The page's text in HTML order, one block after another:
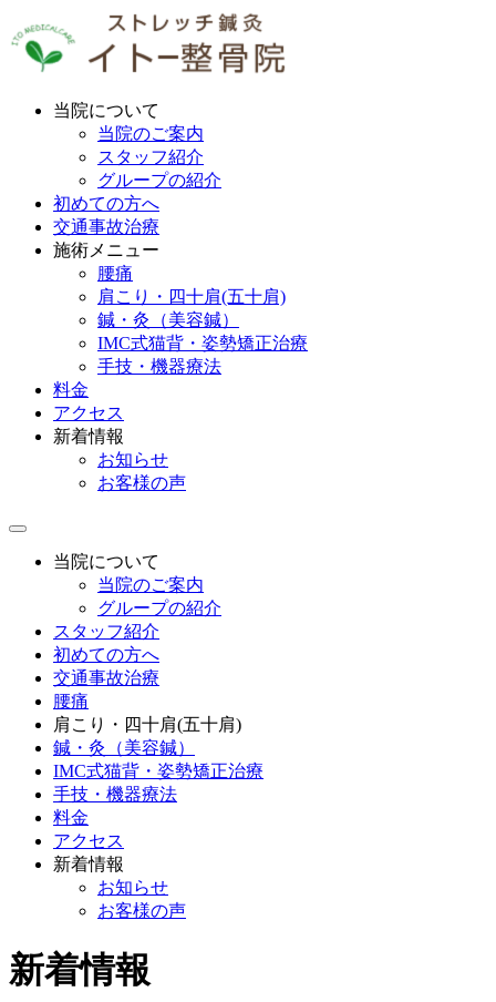
当院について
当院のご案内
スタッフ紹介
グループの紹介
初めての方へ
交通事故治療
施術メニュー
腰痛
肩こり・四十肩(五十肩)
鍼・灸（美容鍼）
IMC式猫背・姿勢矯正治療
手技・機器療法
料金
アクセス
新着情報
お知らせ
お客様の声
当院について
当院のご案内
グループの紹介
スタッフ紹介
初めての方へ
交通事故治療
腰痛
肩こり・四十肩(五十肩)
鍼・灸（美容鍼）
IMC式猫背・姿勢矯正治療
手技・機器療法
料金
アクセス
新着情報
お知らせ
お客様の声
新着情報